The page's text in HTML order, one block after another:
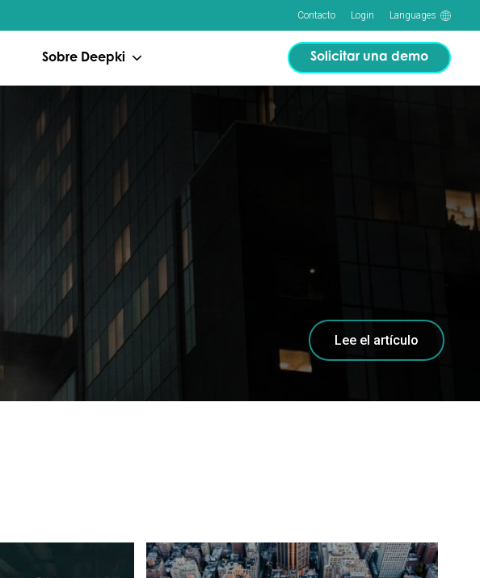
Contacto Login Languages
Sobre Deepki Solicitar una demo
Lee el artículo